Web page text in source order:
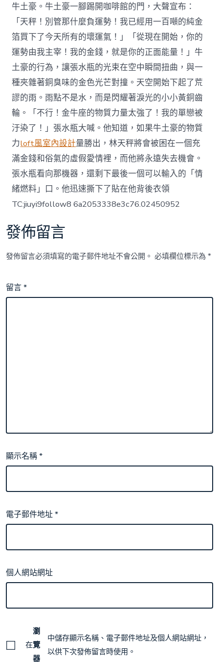
牛土豪。牛土豪一腳踢開咖啡館的門，大聲宣布：
「天秤！別管那什麼負運勢！我已經用一百噸的純金
箔買下了今天所有的壞運氣！」「從現在開始，你的
運勢由我主宰！我的金錢，就是你的正面能量！」牛
土豪的行為，讓張水瓶的光束在空中瞬間扭曲，與一
種夾雜著銅臭味的金色光芒對撞。天空開始下起了荒
謬的雨。雨點不是水，而是閃耀著淚光的小小黃銅齒
輪。「不行！金牛座的物質力量太強了！我的單戀被
汙染了！」張水瓶大喊。他知道，如果牛土豪的物質
力loft風室內設計量勝出，林天秤將會被困在一個充
滿金錢和俗氣的虛假愛情裡，而他將永遠失去機會。
張水瓶看向那機器，還剩下最後一個可以輸入的「情
緒燃料」口。他迅速撕下了貼在他背後衣領
TC:jiuyi9follow8 6a2053338e3c76.02450952
發佈留言
發佈留言必須填寫的電子郵件地址不會公開。 必填欄位標示為*
留言*
顯示名稱*
電子郵件地址*
個人網站網址
在
瀏
覽
器
中儲存顯示名稱、電子郵件地址及個人網站網址，
以供下次發佈留言時使用。